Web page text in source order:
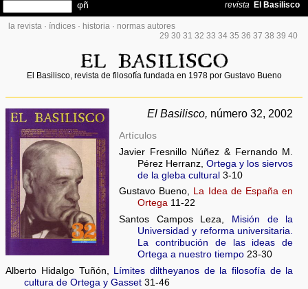
la revista · índices · historia · normas autores
29 30 31 32 33 34 35 36 37 38 39 40
El Basilisco, revista de filosofía fundada en 1978 por Gustavo Bueno
El Basilisco, número 32, 2002
Artículos
Javier Fresnillo Núñez & Fernando M.
Pérez Herranz,Ortega y los siervos
de la gleba cultural 3-10
Gustavo Bueno, La Idea de España en
Ortega 11-22
Santos Campos Leza,
Misión de la
Universidad y reforma universitaria.
La contribución de las ideas de
Ortega a nuestro tiempo 23-30
Alberto Hidalgo Tuñón, Límites diltheyanos de la filosofía de la
cultura de Ortega y Gasset 31-46